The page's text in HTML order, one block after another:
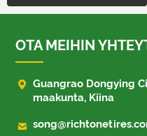
OTA MEIHIN
 Guangrao Dongying
maakunta, Kiina
